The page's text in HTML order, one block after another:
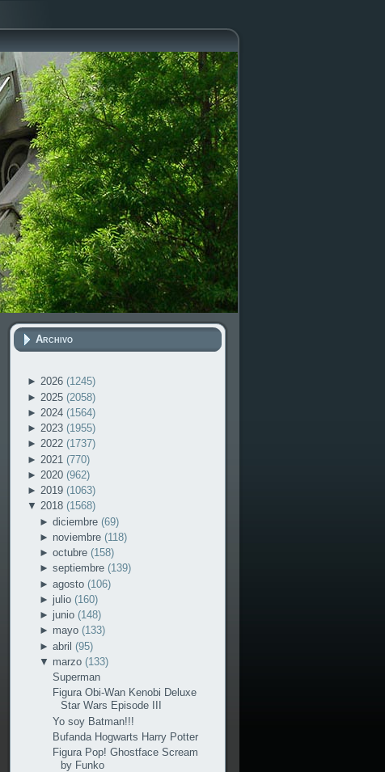
Archivo
► 2026 (1245)
► 2025 (2058)
► 2024 (1564)
► 2023 (1955)
► 2022 (1737)
► 2021 (770)
► 2020 (962)
► 2019 (1063)
▼ 2018 (1568)
►diciembre(69)
► noviembre(118)
►octubre(158)
►septiembre(139)
►agosto(106)
► julio(160)
► junio(148)
► mayo(133)
►abril(95)
▼ marzo(133)
Superman
Figura Obi-Wan Kenobi Deluxe
Star Wars Episode III
Yo soy Batman!!!
Bufanda Hogwarts Harry Potter
Figura Pop! Ghostface Scream
by Funko